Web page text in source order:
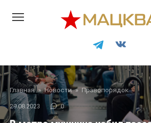
Главная » Новости » Правопорядок
29.08.2023 0